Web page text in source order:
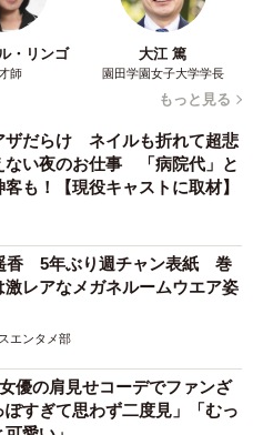
・リンゴ
師
大江 篤
園田学園女子大学学長
もっと見る
ザだらけ ネイルも折れて超悲
い夜のお仕事 「病院代」と
も！【現役キャストに取材】
香 5年ぶり週チャン表紙 巻
レアなメガネルームウエア姿
エンタメ部
優の肩見せコーデでファンざ
すぎて思わず二度見」「むっ